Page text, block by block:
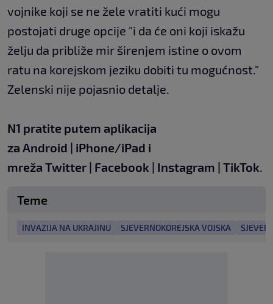
vojnike koji se ne žele vratiti kući mogu
postojati druge opcije "i da će oni koji iskažu
želju da približe mir širenjem istine o ovom
ratu na korejskom jeziku dobiti tu mogućnost."
Zelenski nije pojasnio detalje.
N1 pratite putem aplikacija
za Android | iPhone/iPad i
mreža Twitter | Facebook | Instagram | TikTok.
Teme
INVAZIJA NA UKRAJINU SJEVERNOKOREJSKA VOJSKA